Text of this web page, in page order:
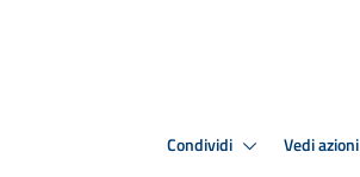
Condividi Vedi azioni